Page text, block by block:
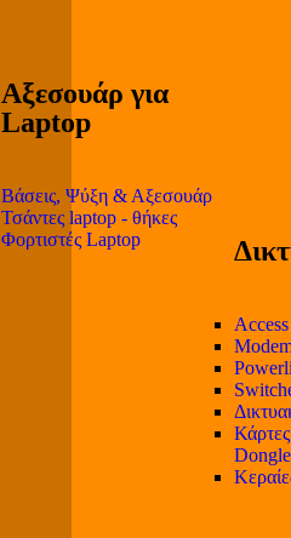
Αξεσουάρ για
Laptop
Βάσεις, Ψύξη & Αξεσουάρ
Τσάντες laptop - θήκες
Φορτιστές Laptop